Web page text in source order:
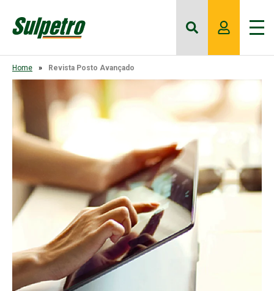
Home Revista Posto Avançado